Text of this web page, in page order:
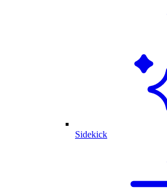
Sidekick